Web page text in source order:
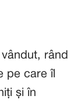
rând
pe care îl
și în